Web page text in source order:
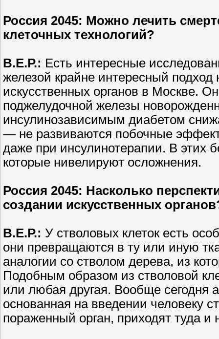
Россия 2045: Можно лечить
клеточных технологий?
В.Е.Р.: Есть интересные
железой крайне интересный
искусственных органов в Москве.
поджелудочной железы
инсулинозависимым диабетом
— не развиваются побочные
даже при инсулинотерапии. В этих
которые нивелируют осложнения.
Россия 2045: Насколько
создании искусственных
В.Е.Р.: У стволовых клеток есть
они превращаются в ту или иную
аналогии со стволом дерева, из
Подобным образом из стволовой
или любая другая. Вообще сегодня
основанная на введении человеку
пораженный орган, приходят туда и